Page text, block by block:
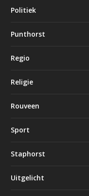
Politiek
Punthorst
Regio
Religie
Rouveen
Sport
Staphorst
Uitgelicht